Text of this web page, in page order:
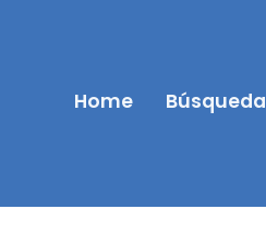
Home Búsqueda